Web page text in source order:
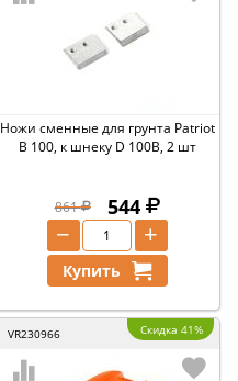
Ножи сменные для грунта Patriot
B 100, к шнеку D 100B, 2 шт
861 544
+
−
Купить
VR230966 Скидка 41%